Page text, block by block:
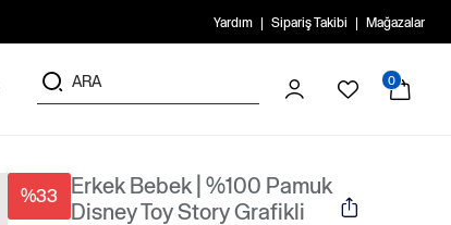
Yardım Sipariş Takibi Mağazalar
0
%33
Erkek Bebek | %100 Pamuk
Disney Toy Story Grafikli